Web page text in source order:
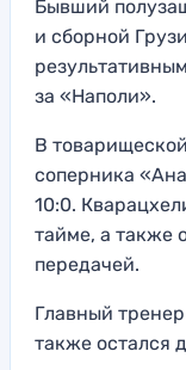
Бывший
и сборной
за «Наполи».
В
соперника
10:0.
тайме, а также
передачей.
Главный
также остался